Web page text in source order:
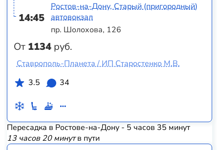
14:45
От 1134 руб.
Ростов-на-Дону, Старый (пригородный)
автовокзал
пр. Шолохова, 126
Ставрополь-Планета / ИП Старостенко М.В.
3.5
34
Пересадка в Ростове-на-Дону - 5 часов 35 минут
13 часов 20 минутв пути